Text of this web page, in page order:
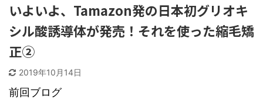
いよいよ、Tamazon発の日本初グリオキ
シル酸誘導体が発売！それを使った縮毛矯
正②
2019年10月14日
前回ブログ